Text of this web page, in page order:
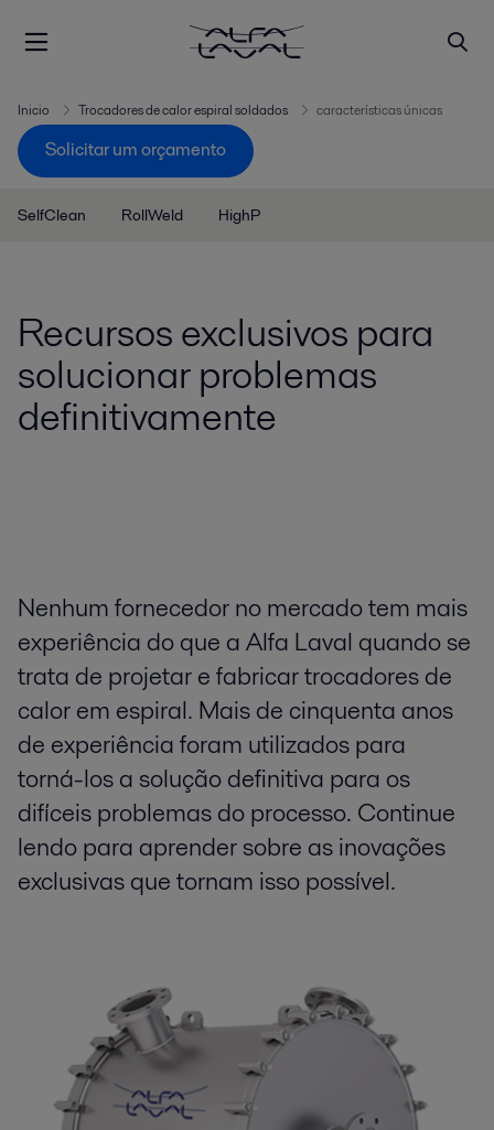
Inicio Trocadores de calor espiral soldados características únicas
Solicitar um orçamento
SelfClean RollWeld HighP
Recursos exclusivos para
solucionar problemas
definitivamente
Nenhum fornecedor no mercado tem mais
experiência do que a Alfa Laval quando se
trata de projetar e fabricar trocadores de
calor em espiral. Mais de cinquenta anos
de experiência foram utilizados para
torná-los a solução definitiva para os
difíceis problemas do processo. Continue
lendo para aprender sobre as inovações
exclusivas que tornam isso possível.